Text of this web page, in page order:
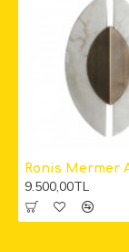
Ronis Mermer
9.500,00TL